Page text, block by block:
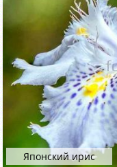
Японский ирис